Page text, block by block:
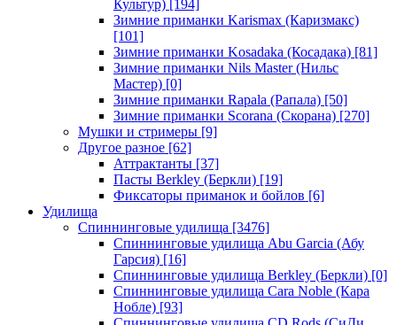
Культур) [194]
Зимние приманки Karismax (Каризмакс)
[101]
Зимние приманки Kosadaka (Косадака) [81]
Зимние приманки Nils Master (Нильс
Мастер) [0]
Зимние приманки Rapala (Рапала) [50]
Зимние приманки Scorana (Скорана) [270]
Мушки и стримеры [9]
Другое разное [62]
Аттрактанты [37]
Пасты Berkley (Беркли) [19]
Фиксаторы приманок и бойлов [6]
Удилища
Спиннинговые удилища [3476]
Спиннинговые удилища Abu Garcia (Абу
Гарсия) [16]
Спиннинговые удилища Berkley (Беркли) [0]
Спиннинговые удилища Cara Noble (Кара
Нобле) [93]